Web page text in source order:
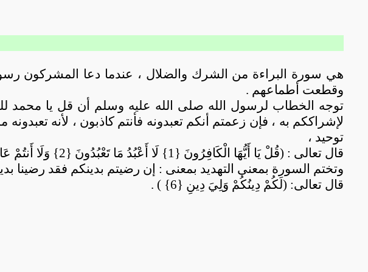
هي سورة البراءة من الشرك والضلال ، عندما دعا المشركون
وقطعت أطماعهم .
توجه الخطاب لرسول الله صلى الله عليه وسلم أن قل يا محمد
لإشراككم به ، فإن زعمتم أنكم تعبدونه فأنتم كاذبون ، لأنه
توحيد ،
قال تعالى : (قُلْ يَا أَيُّهَا الْكَافِرُونَ {1} لَا أَعْبُدُ مَا تَعْبُدُونَ {2} وَلَا أَنتُمْ عَابِدُونَ مَا أَعْبُدُ {3} وَلَا أَنَا عَابِدٌ مَّا عَبَدتُّمْ {4} وَلَا أَنتُمْ عَابِدُونَ مَا أَعْبُدُ {5})
وتختم السورة بمعنى التهديد بمعنى : إن رضيتم بدينكم فقد رضينا
قال تعالى: (لَكُمْ دِينُكُمْ وَلِيَ دِينِ {6}‏ ) .